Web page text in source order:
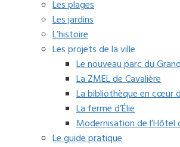
Les plages
Les jardins
L’histoire
Les projets de la ville
Le nouveau parc du
La ZMEL de Cavalière
La bibliothèque en cœur
La ferme d’Élie
Modernisation de l’Hôtel
Le guide pratique